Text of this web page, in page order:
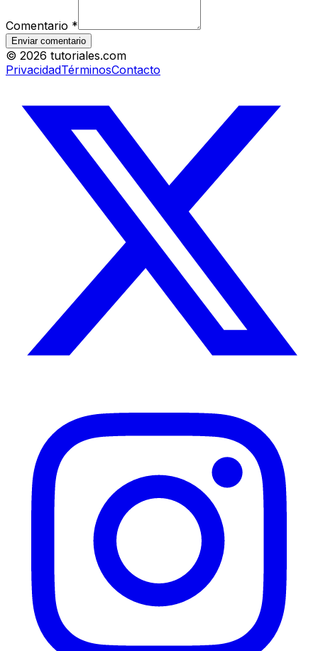
Comentario *
Enviar comentario
© 2026 tutoriales.com
PrivacidadTérminosContacto